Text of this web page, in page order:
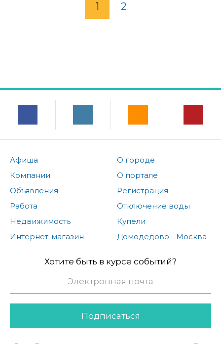
1 2
Афиша
Компании
Объявления
Работа
Недвижимость
Интернет-магазин
О городе
О портале
Регистрация
Отключение воды
Купели
Домодедово - Москва
Хотите быть в курсе событий?
Подписаться